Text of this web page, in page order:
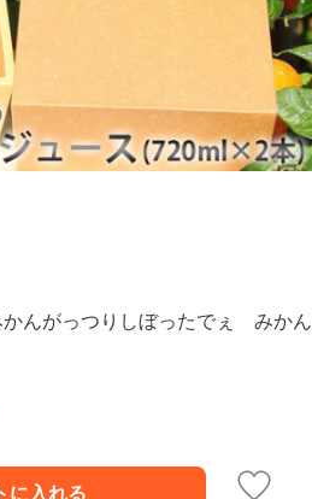
かんがっつりしぼったでぇ みかん